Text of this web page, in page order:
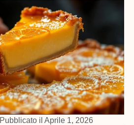
Pubblicato il Aprile 1, 2026